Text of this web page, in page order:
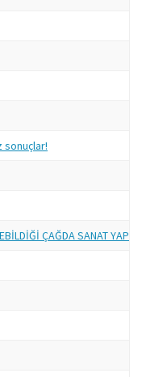
sonuçlar!
ÇAĞDA SANAT YAPITI